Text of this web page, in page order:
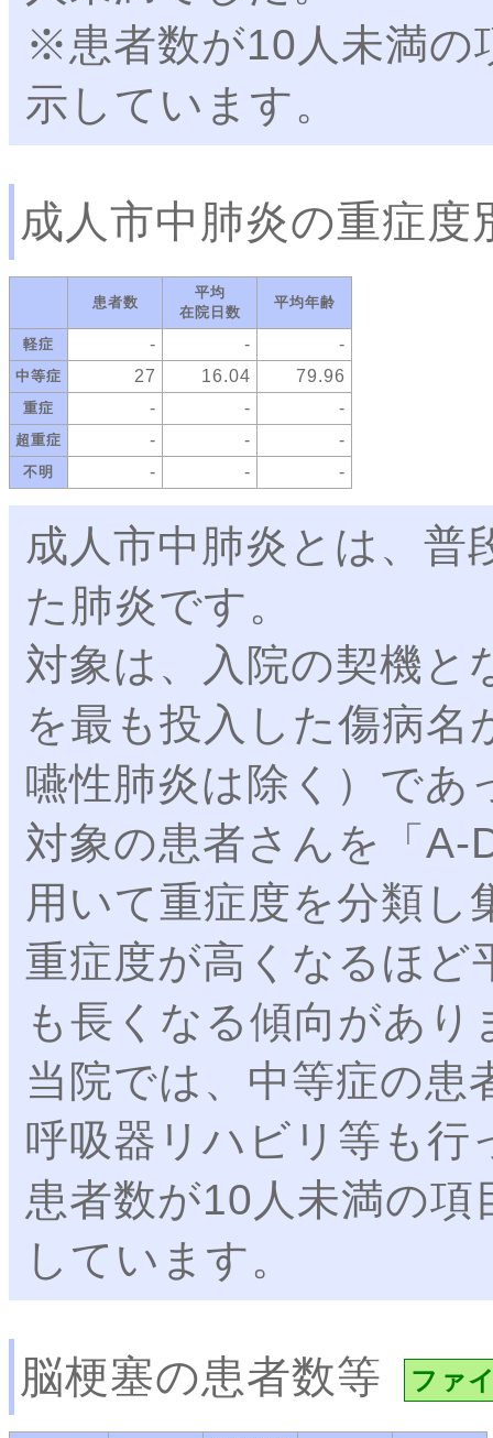
※患者数が10人未満の
示しています。
成人市中肺炎の重症度
患者数
平均
在院日数
平均年齢
軽症 - - -
中等症 27 16.04 79.96
重症 - - -
超重症 - - -
不明 - - -
成人市中肺炎とは、普
た肺炎です。
対象は、入院の契機と
を最も投入した傷病名
嚥性肺炎は除く）であ
対象の患者さんを「A-
用いて重症度を分類し
重症度が高くなるほど
も長くなる傾向があり
当院では、中等症の患
呼吸器リハビリ等も行
患者数が10人未満の
しています。
脳梗塞の患者数等 ファ